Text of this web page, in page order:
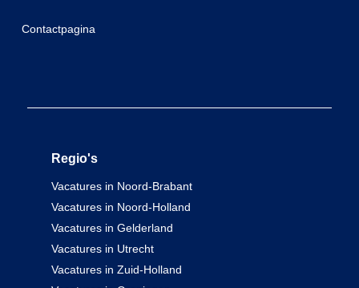
Contactpagina
Regio's
Vacatures in Noord-Brabant
Vacatures in Noord-Holland
Vacatures in Gelderland
Vacatures in Utrecht
Vacatures in Zuid-Holland